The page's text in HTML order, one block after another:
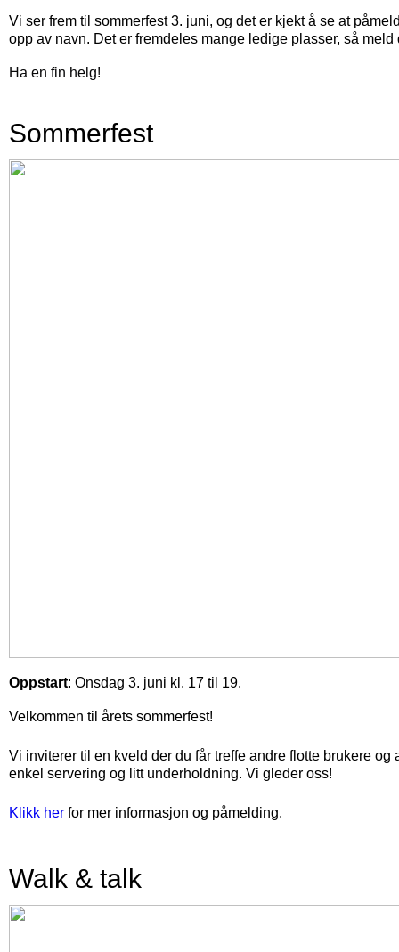
Vi ser frem til sommerfest 3. juni, og det er kjekt å se at
opp av navn. Det er fremdeles mange ledige plasser, så meld
Ha en fin helg!
Sommerfest
Oppstart: Onsdag 3. juni kl. 17 til 19.
Velkommen til årets sommerfest!
Vi inviterer til en kveld der du får treffe andre flotte brukere og
enkel servering og litt underholdning. Vi gleder oss!
Klikk her for mer informasjon og påmelding.
Walk & talk